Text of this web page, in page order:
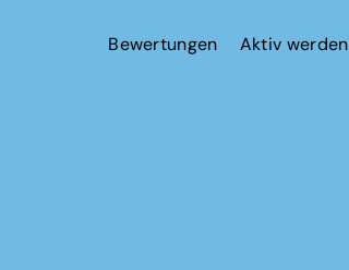
Bewertungen Aktiv werden